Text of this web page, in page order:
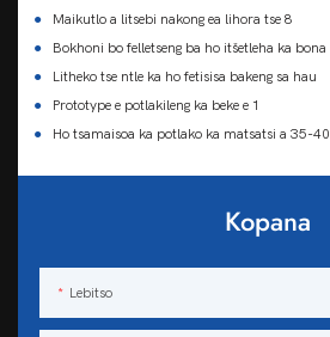
●
Maikutlo a litsebi nakong ea lihora tse 8
●
Bokhoni bo felletseng ba ho itšetleha ka bona
●
Litheko tse ntle ka ho fetisisa bakeng sa hau
●
Prototype e potlakileng ka beke e 1
●
Ho tsamaisoa ka potlako ka matsatsi a 35-40
Kopana
Lebitso